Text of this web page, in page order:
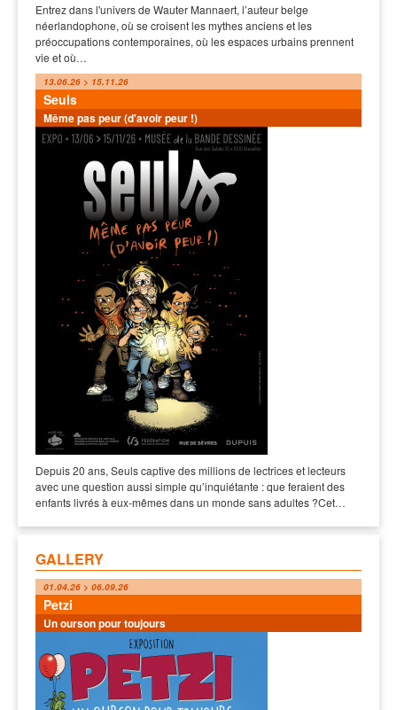
Entrez dans l'univers de Wauter Mannaert, l’auteur belge
néerlandophone, où se croisent les mythes anciens et les
préoccupations contemporaines, où les espaces urbains prennent
vie et où…
13.06.26 > 15.11.26
Seuls
Même pas peur (d'avoir peur !)
Depuis 20 ans, Seuls captive des millions de lectrices et lecteurs
avec une question aussi simple qu’inquiétante : que feraient des
enfants livrés à eux-mêmes dans un monde sans adultes ?Cet…
GALLERY
01.04.26 > 06.09.26
Petzi
Un ourson pour toujours